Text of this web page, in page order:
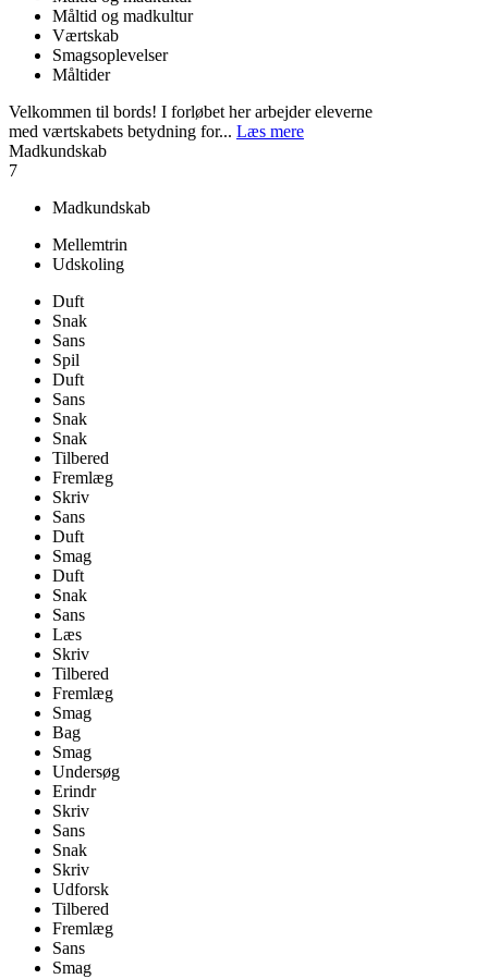
Måltid og madkultur
Værtskab
Smagsoplevelser
Måltider
Velkommen til bords! I forløbet her arbejder eleverne
med værtskabets betydning for... Læs mere
Madkundskab
7
Madkundskab
Mellemtrin
Udskoling
Duft
Snak
Sans
Spil
Duft
Sans
Snak
Snak
Tilbered
Fremlæg
Skriv
Sans
Duft
Smag
Duft
Snak
Sans
Læs
Skriv
Tilbered
Fremlæg
Smag
Bag
Smag
Undersøg
Erindr
Skriv
Sans
Snak
Skriv
Udforsk
Tilbered
Fremlæg
Sans
Smag